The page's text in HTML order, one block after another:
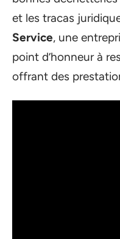
et les tracas
Service, une
point d’honneur à
offrant des